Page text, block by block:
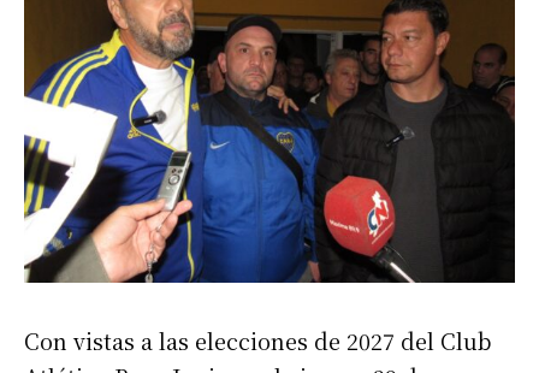
Con vistas a las elecciones de 2027 del Club